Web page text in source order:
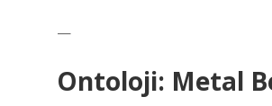
—
Ontoloji: Metal